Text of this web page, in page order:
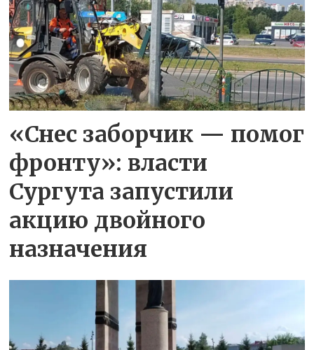
«Снес заборчик — помог
фронту»: власти
Сургута запустили
акцию двойного
назначения